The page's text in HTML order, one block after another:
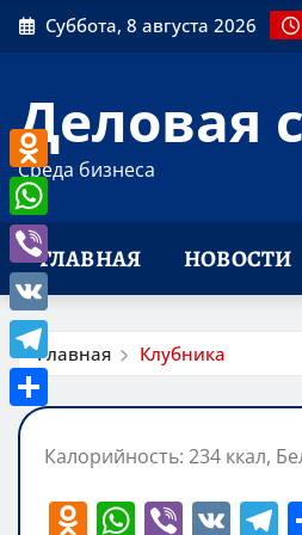
Перейти
к
Суббота, 8 августа 2026
Деловая
Среда бизнеса
ГЛАВНАЯ НОВОСТИ
Главная Клубника
Калорийность: 234 ккал,
O W Vi V T
Odnoklassniki
WhatsApp
Viber
VK
Telegram
Отправить